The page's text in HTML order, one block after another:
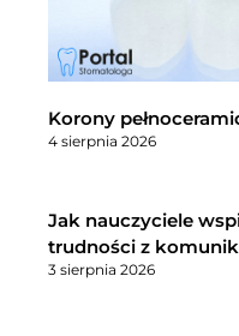
Korony
4 sierpnia 2026
Jak nauczyciele
trudności z
3 sierpnia 2026